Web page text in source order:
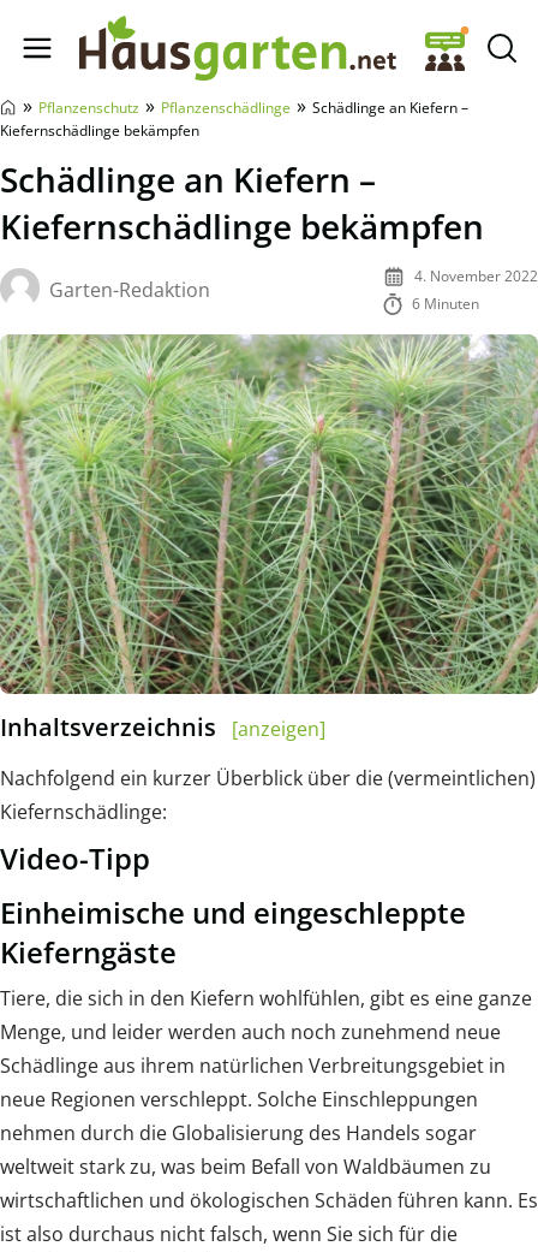
Hausgarten.net
» Pflanzenschutz » Pflanzenschädlinge » Schädlinge an Kiefern –
Kiefernschädlinge bekämpfen
Schädlinge an Kiefern –
Kiefernschädlinge bekämpfen
Garten-Redaktion
4. November 2022
6 Minuten
Inhaltsverzeichnis
[anzeigen]
Nachfolgend ein kurzer Überblick über die (vermeintlichen)
Kiefernschädlinge:
Video-Tipp
Einheimische und eingeschleppte
Kieferngäste
Tiere, die sich in den Kiefern wohlfühlen, gibt es eine ganze
Menge, und leider werden auch noch zunehmend neue
Schädlinge aus ihrem natürlichen Verbreitungsgebiet in
neue Regionen verschleppt. Solche Einschleppungen
nehmen durch die Globalisierung des Handels sogar
weltweit stark zu, was beim Befall von Waldbäumen zu
wirtschaftlichen und ökologischen Schäden führen kann. Es
ist also durchaus nicht falsch, wenn Sie sich für die